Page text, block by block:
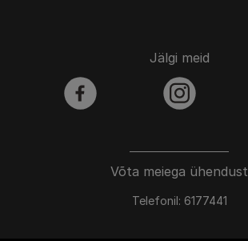
Võta meiega ühendust
Telefonil: 6177441
Jälgi meid
facebook instagram